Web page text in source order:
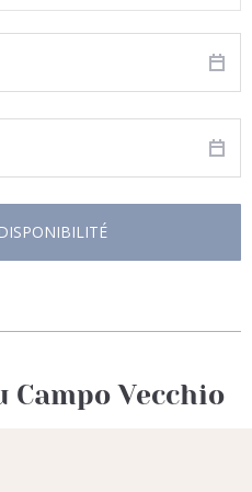
Campo Vecchio